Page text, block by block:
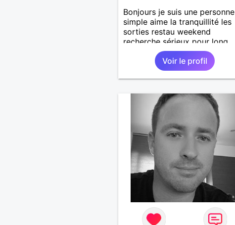
Bonjours je suis une personne
simple aime la tranquillité les
sorties restau weekend
recherche sérieux pour long
Voir le profil